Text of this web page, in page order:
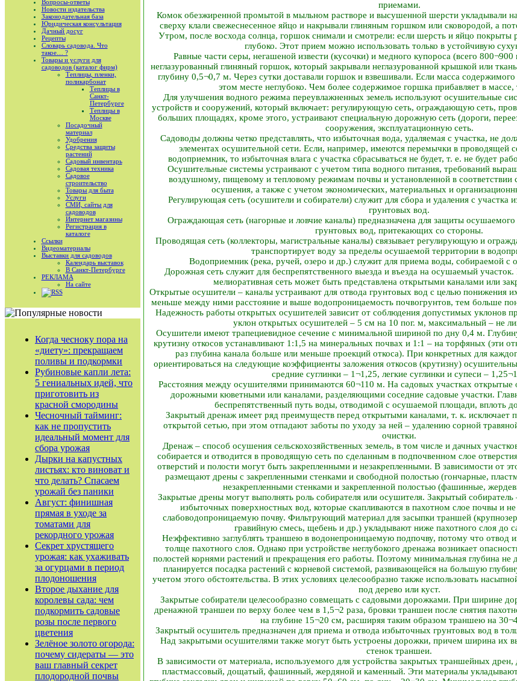
Вопросы-ответы
Новости издательства
Законодательная база
Юридическая консультация
Дачный досуг
Рецепты
Словарь садовода. Что
такое… ?
Товары и услуги для
садоводов (каталог фирм)
Теплицы, пленки,
поликарбонат
Теплицы в
Санкт-
Петербурге
Теплицы в
Москве
Посадочный
материал
Удобрения
Средства защиты
растений
Садовый инвентарь
Садовая техника
Садовое
строительство
Товары для быта
Услуги
СМИ, сайты для
садоводов
Интернет магазины
Регистрация в
каталоге
Ссылки
Видеоматериалы
Выставки для садоводов
Календарь выставок
В Санкт-Петербурге
РЕКЛАМА
На сайте
RSS
Когда чесноку пора на
«диету»: прекращаем
поливы и подкормки
Рубиновые капли лета:
5 гениальных идей, что
приготовить из
красной смородины
Чесночный тайминг:
как не пропустить
идеальный момент для
сбора урожая
Дырки на капустных
листьях: кто виноват и
что делать? Спасаем
урожай без паники
Август: финишная
прямая в уходе за
томатами для
рекордного урожая
Секрет хрустящего
урожая: как ухаживать
за огурцами в период
плодоношения
Второе дыхание для
королевы сада: чем
подкормить садовые
розы после первого
цветения
Зелёное золото огорода:
почему сидераты — это
ваш главный секрет
плодородной почвы
приемами.
Комок обезжиренной промытой в мыльном растворе и высушенной шерсти укладывали
сверху клали свежеснесенное яйцо и накрывали глиняным горшком или сковородой, а
Утром, после восхода солнца, горшок снимали и смотрели: если шерсть и яйцо покрыты
глубоко. Этот прием можно использовать только в устойчивую
Равные части серы, негашеной извести (кусочки) и медного купороса (всего
неглазурованный глиняный горшок, который закрывали неглазурованной крышкой или
глубину 0,5¬0,7 м. Через сутки доставали горшок и взвешивали. Если масса
этом месте неглубоко. Чем более содержимое горшка прибавляет в
Для улучшения водного режима переувлажненных земель используют осушительные
устройств и сооружений, который включает: регулирующую сеть, ограждающую сеть,
больших площадях, кроме этого, устраивают специальную дорожную сеть (дороги,
сооружения, эксплуатационную сеть.
Садоводы должны четко представлять, что избыточная вода, удаляемая с участка, не
элементах осушительной сети. Если, например, имеются перемычки в проводящей
водоприемник, то избыточная влага с участка сбрасываться не будет, т. е. не будет
Осушительные системы устраивают с учетом типа водного питания, требований
воздушному, пищевому и тепловому режимам почвы и установленной в соответствии
осушения, а также с учетом экономических, материальных и
Регулирующая сеть (осушители и собиратели) служит для сбора и удаления с участка
грунтовых вод.
Ограждающая сеть (нагорные и ловчие каналы) предназначена для защиты
грунтовых вод, притекающих со стороны.
Проводящая сеть (коллекторы, магистральные каналы) связывает регулирующую и
транспортирует воду за пределы осушаемой территории в
Водоприемник (река, ручей, озеро и др.) служит для приема воды, собираемой с
Дорожная сеть служит для беспрепятственного выезда и въезда на осушаемый
мелиоративная сеть может быть представлена открытыми каналами или
Открытые осушители – каналы устраивают для отвода грунтовых вод с целью понижения
меньше между ними расстояние и выше водопроницаемость почвогрунтов, тем больше
Надежность работы открытых осушителей зависит от соблюдения допустимых уклонов
уклон открытых осушителей – 5 см на 10 пог. м, максимальный – не
Осушители имеют трапециевидное сечение с минимальной шириной по дну 0,4 м.
крутизну откосов устанавливают 1:1,5 на минеральных почвах и 1:1 – на торфяных (эти
раз глубина канала больше или меньше проекций откоса). При конкретных для
ориентироваться на следующие коэффициенты заложения откосов (крутизну)
средние суглинки – 1¬1,25, легкие суглинки и супеси –
Расстояния между осушителями принимаются 60¬110 м. На садовых участках
дорожными кюветными или каналами, разделяющими соседние садовые участки.
беспрепятственный путь воды, отводимой с осушаемой площади, вплоть
Закрытый дренаж имеет ряд преимуществ перед открытыми каналами, т. к. исключает
открытой сетью, при этом отпадают заботы по уходу за ней – удалению сорной
очистки.
Дренаж – способ осушения сельскохозяйственных земель, в том числе и дачных
собирается и отводится в проводящую сеть по сделанным в подпочвенном слое
отверстий и полости могут быть закрепленными и незакрепленными. В зависимости от
размещают дрены с закрепленными стенками и свободной полостью (гончарные,
незакрепленными стенками и закрепленной полостью (фашинные,
Закрытые дрены могут выполнять роль собирателя или осушителя. Закрытый собиратель
избыточных поверхностных вод, которые скапливаются в пахотном слое почвы и
слабоводопроницаемую почву. Фильтрующий материал для засыпки траншей
гравийную смесь, щебень и др.) укладывают ниже пахотного слоя до
Неэффективно заглублять траншею в водонепроницаемую подпочву, потому что отвод
толще пахотного слоя. Однако при устройстве неглубокого дренажа возникает
полостей корнями растений и прекращения его работы. Поэтому минимальная глубина
планируется посадка растений с корневой системой, развивающейся на большую
учетом этого обстоятельства. В этих условиях целесообразно также использовать
под дерево или куст.
Закрытые собиратели целесообразно совмещать с садовыми дорожками. При ширине
дренажной траншеи по верху более чем в 1,5¬2 раза, бровки траншеи после снятия
на глубине 15¬20 см, расширяя таким образом траншею на
Закрытый осушитель предназначен для приема и отвода избыточных грунтовых вод в
Над закрытыми осушителями также могут быть устроены дорожки, причем ширина их
стенок траншеи.
В зависимости от материала, используемого для устройства закрытых траншейных
пластмассовый, дощатый, фашинный, жердяной и каменный. Эти материалы